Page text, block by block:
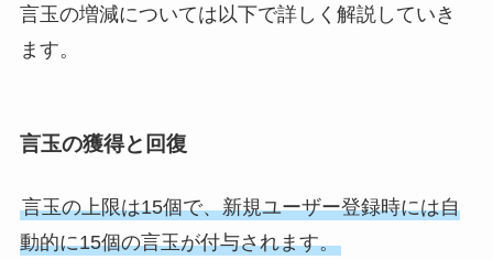
言玉の増減については以下で詳しく解説していき
ます。
言玉の獲得と回復
言玉の上限は15個で、新規ユーザー登録時には自
動的に15個の言玉が付与されます。